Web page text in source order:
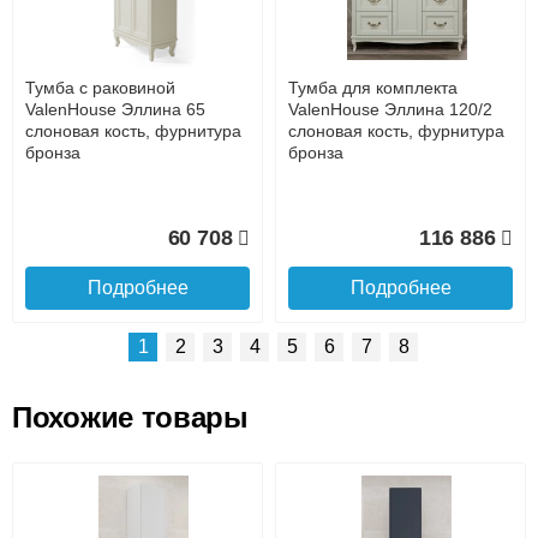
Банковской картой при получении товара как при
доставке, так и самовывозом
Интернет-деньгами (Yandex-деньги, Web-money,
Qiwi-кошельки и другие).
Безналичный расчёт (возможно и с НДС)
подробнее...
Тумба с раковиной
ValenHouse Эллина 65
слоновая кость, фурнитура
бронза
60 708
Подробнее
Тумба для комплекта
ValenHouse Эллина 120/2
слоновая кость, фурнитура
бронза
116 886
Подробнее
Тумба с раковиной
1 2 3 4 5 6 7 8
Похожие товары